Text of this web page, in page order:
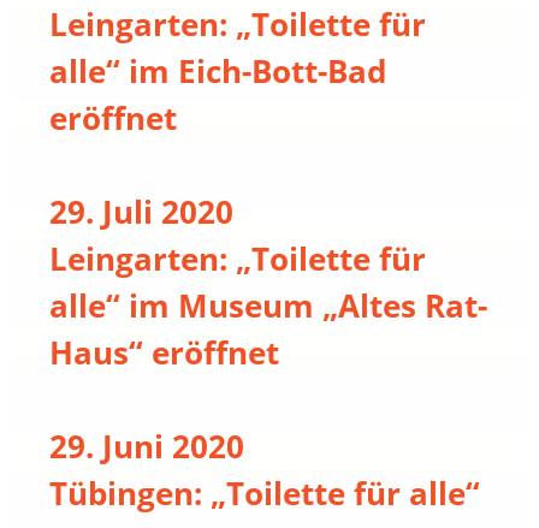
Leingarten: „Toilette für
alle“ im Eich-Bott-Bad
eröffnet
29. Juli 2020
Leingarten: „Toilette für
alle“ im Museum „Altes Rat-
Haus“ eröffnet
29. Juni 2020
Tübingen: „Toilette für alle“